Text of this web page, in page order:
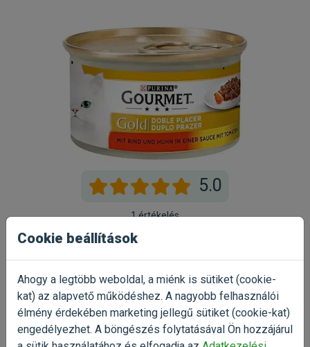
5.0
1 értékelés
4
3
0%
2
0%
1
0%
Cookie beállítások
Ahogy a legtöbb weboldal, a miénk is sütiket (cookie-
kat) az alapvető működéshez. A nagyobb felhasználói
élmény érdekében marketing jellegű sütiket (cookie-kat)
engedélyezhet. A böngészés folytatásával Ön hozzájárul